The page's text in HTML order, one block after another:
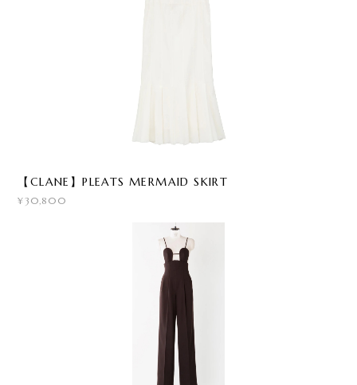
【CLANE】PLEATS MERMAID SKIRT
¥30,800